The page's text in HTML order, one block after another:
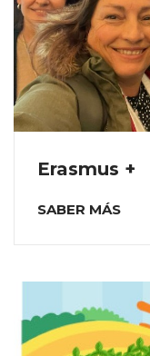
Erasmus +
SABER MÁS